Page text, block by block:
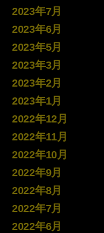
2023年7月
2023年6月
2023年5月
2023年3月
2023年2月
2023年1月
2022年12月
2022年11月
2022年10月
2022年9月
2022年8月
2022年7月
2022年6月